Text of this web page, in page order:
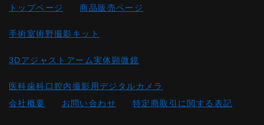
トップページ 商品販売ページ
手術室術野撮影キット
3Dアジャストアーム実体顕微鏡
医科歯科口腔内撮影用デジタルカメラ
会社概要
お問い合わせ 特定商取引に関する表記